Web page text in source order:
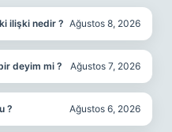
ilişki nedir ? Ağustos 8, 2026
deyim mi ? Ağustos 7, 2026
? Ağustos 6, 2026